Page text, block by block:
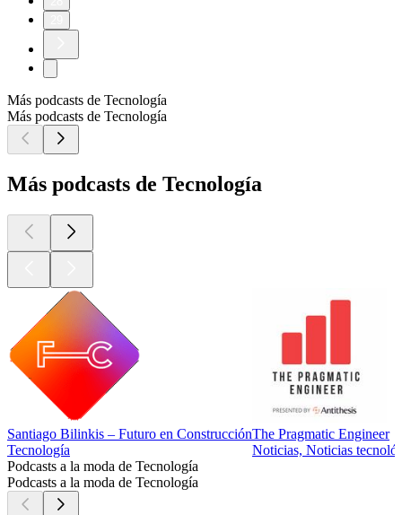
Más podcasts de Tecnología
Más podcasts de Tecnología
Más podcasts de Tecnología
Santiago Bilinkis – Futuro en Construcción
Tecnología
The Pragmatic Engineer
Noticias, Noticias
Podcasts a la moda de Tecnología
Podcasts a la moda de Tecnología